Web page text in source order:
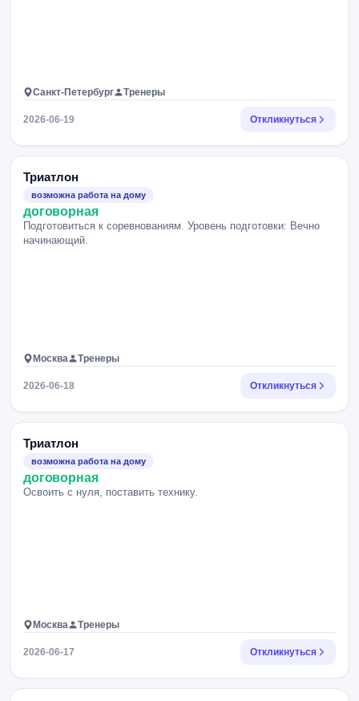
Санкт-Петербург Тренеры
2026-06-19 Откликнуться
Триатлон
возможна работа на дому
договорная
Подготовиться к соревнованиям. Уровень подготовки: Вечно
начинающий.
Москва Тренеры
2026-06-18 Откликнуться
Триатлон
возможна работа на дому
договорная
Освоить с нуля, поставить технику.
Москва Тренеры
2026-06-17 Откликнуться